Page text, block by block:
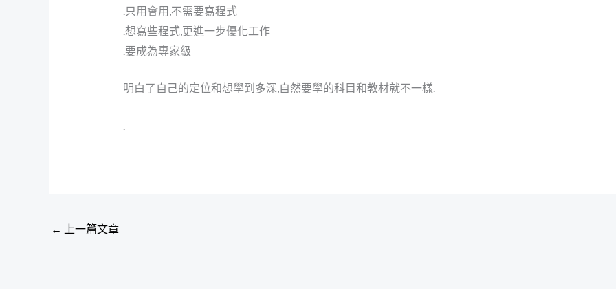
.只用會用,不需要寫程式
.想寫些程式,更進一步優化工作
.要成為專家級
明白了自己的定位和想學到多深,自然要學的科目和教材就不一樣.
.
← 上一篇文章